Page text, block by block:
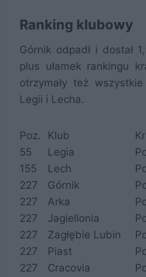
Ranking klubowy
Górnik odpadł i dostał
plus ułamek rankingu
otrzymały też
Legii i Lecha.
Poz. Klub
55
Legia
155
Lech
227
Górnik
227
Arka
227
Jagiellonia
227
Zagłębie Lubin
227
Piast
227
Cracovia